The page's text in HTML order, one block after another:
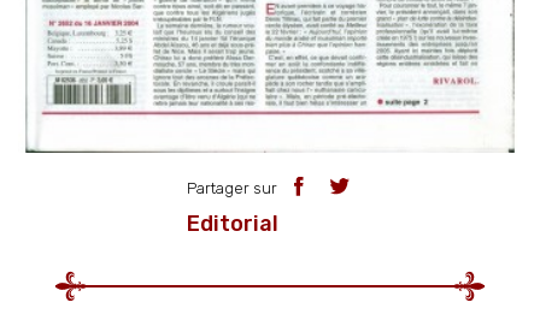
Partager sur
Editorial